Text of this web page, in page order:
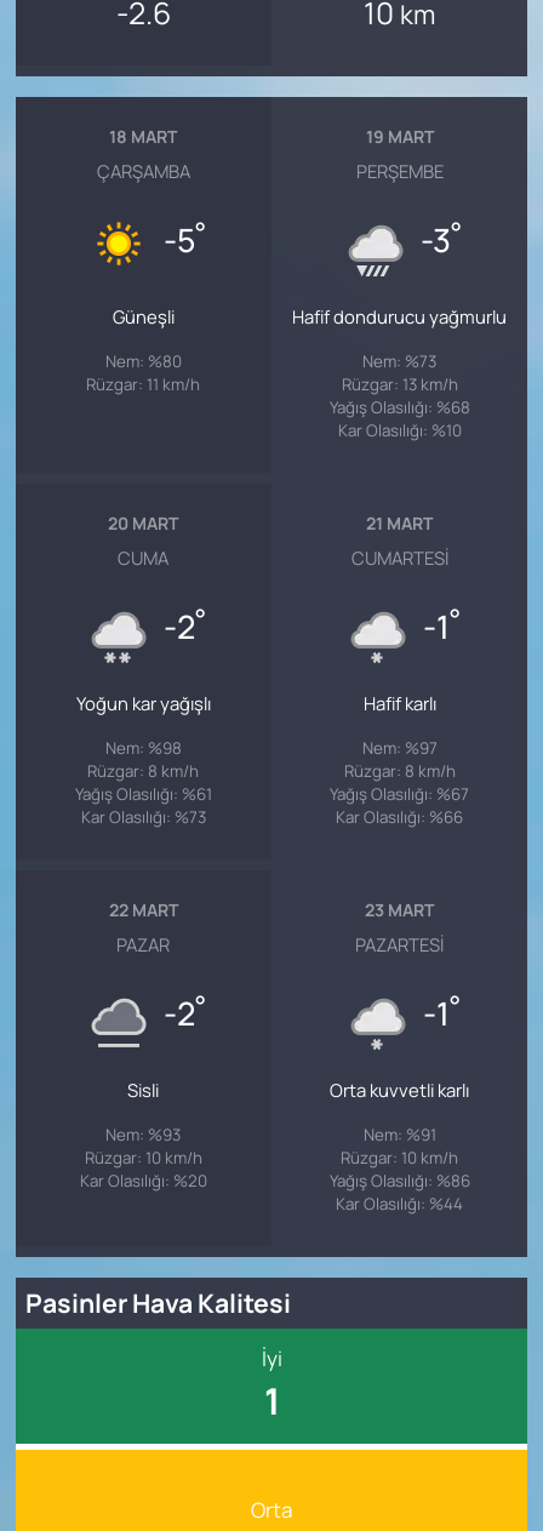
-2.6 10 km
18 MART
ÇARŞAMBA
-5°
Güneşli
Nem: %80
Rüzgar: 11 km/h
19 MART
PERŞEMBE
-3°
Hafif dondurucu yağmurlu
Nem: %73
Rüzgar: 13 km/h
Yağış Olasılığı: %68
Kar Olasılığı: %10
20 MART
CUMA
-2°
Yoğun kar yağışlı
Nem: %98
Rüzgar: 8 km/h
Yağış Olasılığı: %61
Kar Olasılığı: %73
21 MART
CUMARTESI
-1°
Hafif karlı
Nem: %97
Rüzgar: 8 km/h
Yağış Olasılığı: %67
Kar Olasılığı: %66
22 MART
PAZAR
-2°
Sisli
Nem: %93
Rüzgar: 10 km/h
Kar Olasılığı: %20
23 MART
PAZARTESI
-1°
Orta kuvvetli karlı
Nem: %91
Rüzgar: 10 km/h
Yağış Olasılığı: %86
Kar Olasılığı: %44
Pasinler Hava Kalitesi
İyi
1
Orta